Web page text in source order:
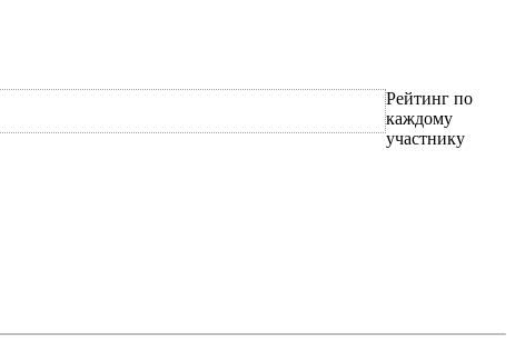
Рейтинг по
каждому
участнику